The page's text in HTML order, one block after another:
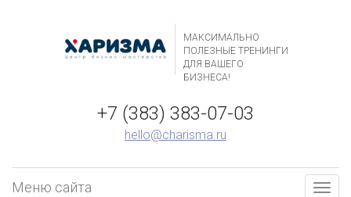
МАКСИМАЛЬНО
ПОЛЕЗНЫЕ ТРЕНИНГИ
ДЛЯ ВАШЕГО
БИЗНЕСА!
+7 (383) 383-07-03
hello@charisma.ru
Меню сайта